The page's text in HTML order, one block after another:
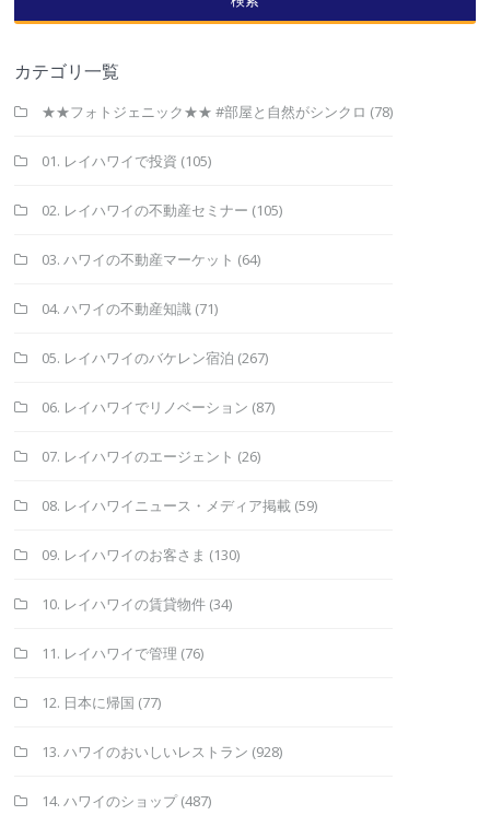
カテゴリ一覧
★★フォトジェニック★★ #部屋と自然がシンクロ (78)
01. レイハワイで投資 (105)
02. レイハワイの不動産セミナー (105)
03. ハワイの不動産マーケット (64)
04. ハワイの不動産知識 (71)
05. レイハワイのバケレン宿泊 (267)
06. レイハワイでリノベーション (87)
07. レイハワイのエージェント (26)
08. レイハワイニュース・メディア掲載 (59)
09. レイハワイのお客さま (130)
10. レイハワイの賃貸物件 (34)
11. レイハワイで管理 (76)
12. 日本に帰国 (77)
13. ハワイのおいしいレストラン (928)
14. ハワイのショップ(487)